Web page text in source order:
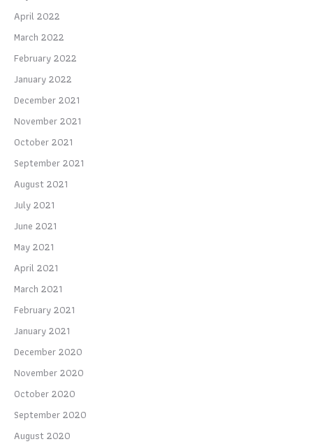
April 2022
March 2022
February 2022
January 2022
December 2021
November 2021
October 2021
September 2021
August 2021
July 2021
June 2021
May 2021
April 2021
March 2021
February 2021
January 2021
December 2020
November 2020
October 2020
September 2020
August 2020